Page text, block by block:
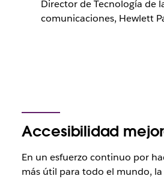
Director de Tecnología de
comunicaciones, Hewlett
Accesibilidad
En un esfuerzo continuo por
más útil para todo el mundo,